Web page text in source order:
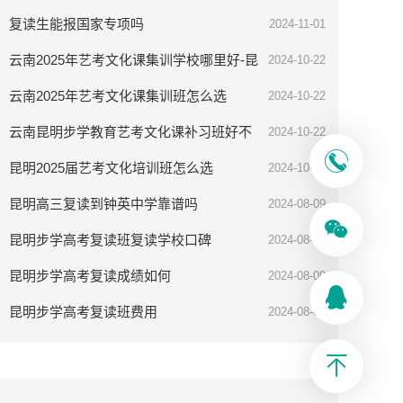
率高吗
复读生能报国家专项吗 2024-11-01
云南2025年艺考文化课集训学校哪里好-昆
明步学教育
2024-10-22
云南2025年艺考文化课集训班怎么选 2024-10-22
云南昆明步学教育艺考文化课补习班好不
好
2024-10-22
昆明2025届艺考文化培训班怎么选 2024-10-08
昆明高三复读到钟英中学靠谱吗 2024-08-09
昆明步学高考复读班复读学校口碑 2024-08-09
昆明步学高考复读成绩如何 2024-08-09
昆明步学高考复读班费用 2024-08-09